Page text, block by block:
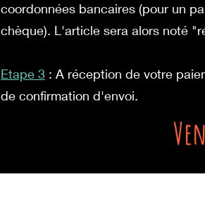
coordonnées bancaires (pour un
chèque). L'article sera alors noté
Etape 3 : A réception de votre
de confirmation d'envoi.